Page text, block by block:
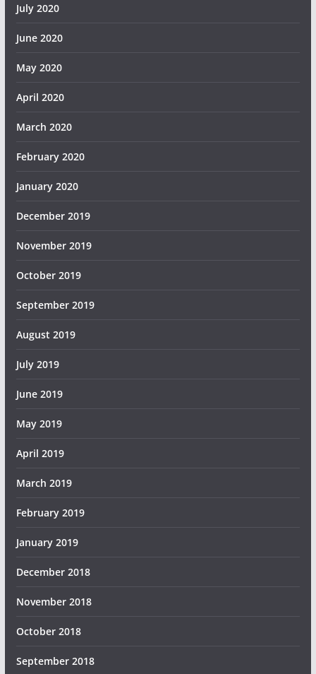
July 2020
June 2020
May 2020
April 2020
March 2020
February 2020
January 2020
December 2019
November 2019
October 2019
September 2019
August 2019
July 2019
June 2019
May 2019
April 2019
March 2019
February 2019
January 2019
December 2018
November 2018
October 2018
September 2018